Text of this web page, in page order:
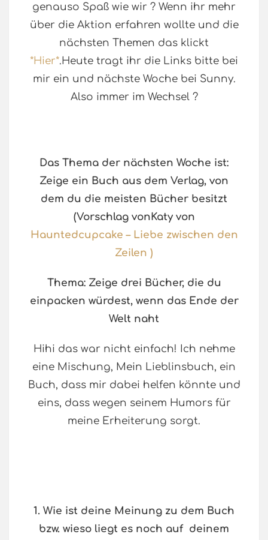
genauso Spaß wie wir ? Wenn ihr mehr
über die Aktion erfahren wollte und die
nächsten Themen das klickt
*Hier*.Heute tragt ihr die Links bitte bei
mir ein und nächste Woche bei Sunny.
Also immer im Wechsel ?
Das Thema der nächsten Woche ist:
Zeige ein Buch aus dem Verlag, von
dem du die meisten Bücher besitzt
(Vorschlag vonKaty von
Hauntedcupcake – Liebe zwischen den
Zeilen )
Thema: Zeige drei Bücher, die du
einpacken würdest, wenn das Ende der
Welt naht
Hihi das war nicht einfach! Ich nehme
eine Mischung, Mein Lieblinsbuch, ein
Buch, dass mir dabei helfen könnte und
eins, dass wegen seinem Humors für
meine Erheiterung sorgt.
1. Wie ist deine Meinung zu dem Buch
bzw. wieso liegt es noch auf deinem